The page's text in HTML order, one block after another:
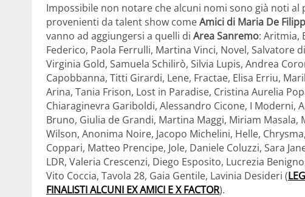
Impossibile non notare che alcuni nomi sono già noti
provenienti da talent show comeAmici di Maria De
vanno ad aggiungersi a quelli di Area Sanremo: Aritmia,
Federico, Paola Ferrulli, Martina Vinci, Novel, Salvatore
Virginia Gold, Samuela Schilirò, Silvia Lupis, Andrea
Capobbanna, Titti Girardi, Lene, Fractae, Elisa Erriu,
Arina, Tania Frison, Lost in Paradise, Cristina Aurelia
Chiaraginevra Gariboldi, Alessandro Cicone, I Moderni,
Bruno, Giulia de Grandi, Martina Maggi, Miriam Masala,
Wilson, Anonima Noire, Jacopo Michelini, Helle,
Coppari, Matteo Prencipe, Jole, Daniele Coluzzi, Sara
LDR, Valeria Crescenzi, Diego Esposito, Lucrezia
Vito Coccia, Tavola 28, Gaia Gentile, Lavinia Desideri (
FINALISTI ALCUNI EX AMICI E X FACTOR).